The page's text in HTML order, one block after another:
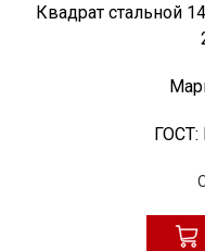
Квадрат стальной
ГОСТ: